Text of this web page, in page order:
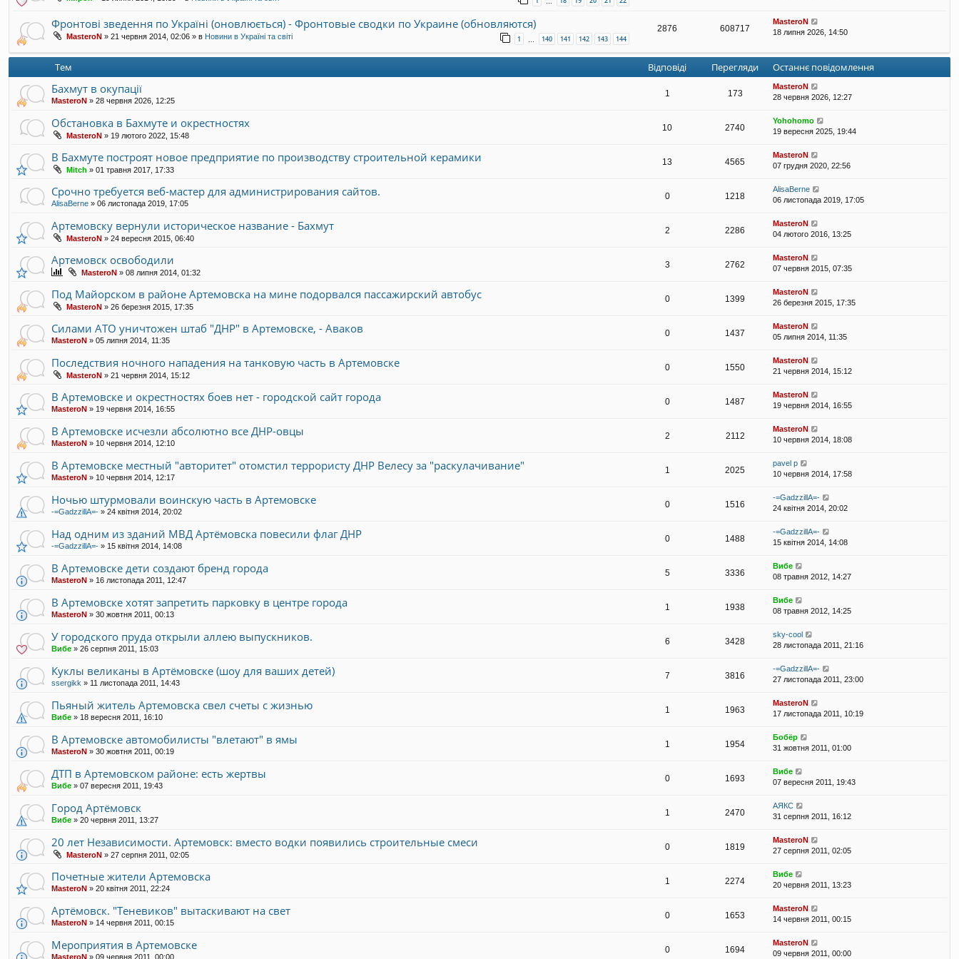
…
Фронтові зведення по Україні (оновлюється) - Фронтовые сводки по Украине (обновляются)
MasteroN » 21 червня 2014, 02:06 » в Новини в Україні та світі 1 … 140 141 142 143 144
2876 608717
MasteroN
18 липня 2026, 14:50
Тем Відповіді Перегляди Останнє повідомлення
Бахмут в окупації
MasteroN » 28 червня 2026, 12:25
1 173
MasteroN
28 червня 2026, 12:27
Обстановка в Бахмуте и окрестностях
MasteroN » 19 лютого 2022, 15:48
10 2740
Yohohomo
19 вересня 2025, 19:44
В Бахмуте построят новое предприятие по производству строительной керамики
Mitch » 01 травня 2017, 17:33
13 4565
MasteroN
07 грудня 2020, 22:56
Срочно требуется веб-мастер для администрирования сайтов.
AlisaBerne » 06 листопада 2019, 17:05
0 1218
AlisaBerne
06 листопада 2019, 17:05
Артемовску вернули историческое название - Бахмут
MasteroN » 24 вересня 2015, 06:40
2 2286
MasteroN
04 лютого 2016, 13:25
Артемовск освободили
MasteroN » 08 липня 2014, 01:32
3 2762
MasteroN
07 червня 2015, 07:35
Под Майорском в районе Артемовска на мине подорвался пассажирский автобус
MasteroN » 26 березня 2015, 17:35
0 1399
MasteroN
26 березня 2015, 17:35
Силами АТО уничтожен штаб "ДНР" в Артемовске, - Аваков
MasteroN » 05 липня 2014, 11:35
0 1437
MasteroN
05 липня 2014, 11:35
Последствия ночного нападения на танковую часть в Артемовске
MasteroN » 21 червня 2014, 15:12
0 1550
MasteroN
21 червня 2014, 15:12
В Артемовске и окрестностях боев нет - городской сайт города
MasteroN » 19 червня 2014, 16:55
0 1487
MasteroN
19 червня 2014, 16:55
В Артемовске исчезли абсолютно все ДНР-овцы
MasteroN » 10 червня 2014, 12:10
2 2112
MasteroN
10 червня 2014, 18:08
В Артемовске местный "авторитет" отомстил террористу ДНР Велесу за "раскулачивание"
MasteroN » 10 червня 2014, 12:17
1 2025
pavel p
10 червня 2014, 17:58
Ночью штурмовали воинскую часть в Артемовске
-=GadzzillA=- » 24 квітня 2014, 20:02
0 1516
-=GadzzillA=-
24 квітня 2014, 20:02
Над одним из зданий МВД Артёмовска повесили флаг ДНР
-=GadzzillA=- » 15 квітня 2014, 14:08
0 1488
-=GadzzillA=-
15 квітня 2014, 14:08
В Артемовске дети создают бренд города
MasteroN » 16 листопада 2011, 12:47
5 3336
Вибе
08 травня 2012, 14:27
В Артемовске хотят запретить парковку в центре города
MasteroN » 30 жовтня 2011, 00:13
1 1938
Вибе
08 травня 2012, 14:25
У городского пруда открыли аллею выпускников.
Вибе » 26 серпня 2011, 15:03
6 3428
sky-cool
28 листопада 2011, 21:16
Куклы великаны в Артёмовске (шоу для ваших детей)
ssergikk » 11 листопада 2011, 14:43
7 3816
-=GadzzillA=-
27 листопада 2011, 23:00
Пьяный житель Артемовска свел счеты с жизнью
Вибе » 18 вересня 2011, 16:10
1 1963
MasteroN
17 листопада 2011, 10:19
В Артемовске автомобилисты "влетают" в ямы
MasteroN » 30 жовтня 2011, 00:19
1 1954
Бобёр
31 жовтня 2011, 01:00
ДТП в Артемовском районе: есть жертвы
Вибе » 07 вересня 2011, 19:43
0 1693
Вибе
07 вересня 2011, 19:43
Город Артёмовск
Вибе » 20 червня 2011, 13:27
1 2470
АЯКС
31 серпня 2011, 16:12
20 лет Независимости. Артемовск: вместо водки появились строительные смеси
MasteroN » 27 серпня 2011, 02:05
0 1819
MasteroN
27 серпня 2011, 02:05
Почетные жители Артемовска
MasteroN » 20 квітня 2011, 22:24
1 2274
Вибе
20 червня 2011, 13:23
Артёмовск. "Теневиков" вытаскивают на свет
MasteroN » 14 червня 2011, 00:15
0 1653
MasteroN
14 червня 2011, 00:15
Мероприятия в Артемовске
MasteroN » 09 червня 2011, 00:00
0 1694
MasteroN
09 червня 2011, 00:00